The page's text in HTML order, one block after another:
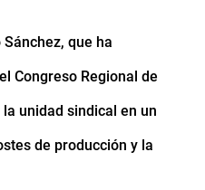
que ha
Congreso Regional de
unidad sindical en un
de producción y la